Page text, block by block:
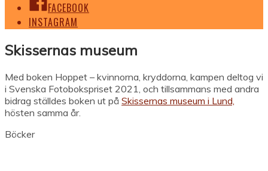
FACEBOOK
INSTAGRAM
Skissernas museum
Med boken Hoppet – kvinnorna, kryddorna, kampen deltog vi
i Svenska Fotobokspriset 2021, och tillsammans med andra
bidrag ställdes boken ut på Skissernas museum i Lund,
hösten samma år.
Böcker